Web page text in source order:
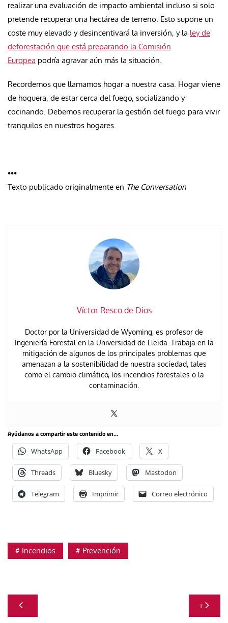
realizar una evaluación de impacto ambiental incluso si solo
pretende recuperar una hectárea de terreno. Esto supone un
coste muy elevado y desincentivará la inversión, y la ley de
deforestación que está preparando la Comisión
Europea podría agravar aún más la situación.
Recordemos que llamamos hogar a nuestra casa. Hogar viene
de hoguera, de estar cerca del fuego, socializando y
cocinando. Debemos recuperar la gestión del fuego para vivir
tranquilos en nuestros hogares.
•••
Texto publicado originalmente en The Conversation
Víctor Resco de Dios
Doctor por la Universidad de Wyoming, es profesor de
Ingeniería Forestal en la Universidad de Lleida. Trabaja en la
mitigación de algunos de los principales problemas que
amenazan a la sostenibilidad de nuestra sociedad, tales
como el cambio climático, los incendios forestales o la
contaminación.
Ayúdanos a compartir este contenido en...
WhatsApp Facebook X
Threads Bluesky Mastodon
Telegram Imprimir Correo electrónico
Incendios Prevención
Navegación
- +